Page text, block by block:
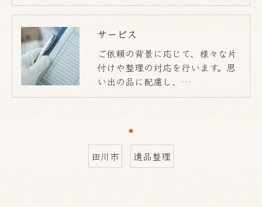
サービス
ご依頼の背景に応じて、様々な片
付けや整理の対応を行います。思
い出の品に配慮し、…
田川市 遺品整理